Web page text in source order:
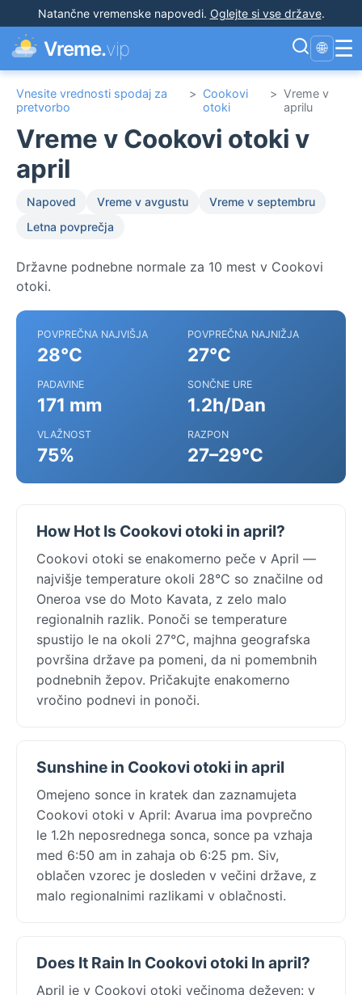
Natančne vremenske napovedi. Oglejte si vse države.
Vreme.vip 🌐 ☰
Vnesite vrednosti spodaj za
pretvorbo
> Cookovi
otoki
> Vreme v
aprilu
Vreme v Cookovi otoki v
april
Napoved Vreme v avgustu
Vreme v septembru
Letna povprečja
Državne podnebne normale za 10 mest v Cookovi
otoki.
POVPREČNA NAJVIŠJA
28°C
POVPREČNA NAJNIŽJA
27°C
PADAVINE
171 mm
SONČNE URE
1.2h/Dan
VLAŽNOST
75%
RAZPON
27–29°C
How Hot Is Cookovi otoki in april?
Cookovi otoki se enakomerno peče v April —
najvišje temperature okoli 28°C so značilne od
Oneroa vse do Moto Kavata, z zelo malo
regionalnih razlik. Ponoči se temperature
spustijo le na okoli 27°C, majhna geografska
površina države pa pomeni, da ni pomembnih
podnebnih žepov. Pričakujte enakomerno
vročino podnevi in ponoči.
Sunshine in Cookovi otoki in april
Omejeno sonce in kratek dan zaznamujeta
Cookovi otoki v April: Avarua ima povprečno
le 1.2h neposrednega sonca, sonce pa vzhaja
med 6:50 am in zahaja ob 6:25 pm. Siv,
oblačen vzorec je dosleden v večini države, z
malo regionalnimi razlikami v oblačnosti.
Does It Rain In Cookovi otoki In april?
April je v Cookovi otoki večinoma deževen: v